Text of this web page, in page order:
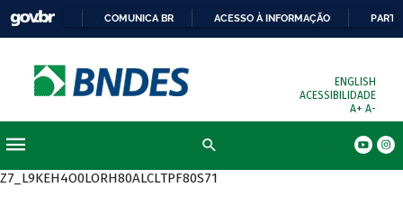
COMUNICA BR ACESSO À INFORMAÇÃO
ENGLISH
ACESSIBILIDADE
A+ A-
Z7_L9KEH4O0LORH80ALCLTPF80S71